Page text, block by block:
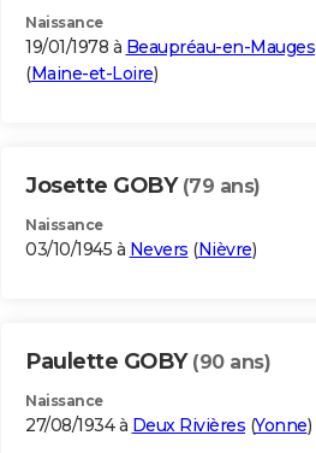
Naissance
19/01/1978 à Beaupréau-en-Mauges
(Maine-et-Loire)
Josette GOBY (79 ans)
Naissance
03/10/1945 à Nevers (Nièvre)
Paulette GOBY (90 ans)
Naissance
27/08/1934 à Deux Rivières (Yonne)